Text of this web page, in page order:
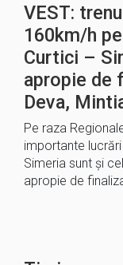
VEST:
160km/h
Curtici –
apropie de
Deva,
Pe raza
importante
Simeria sunt și
apropie de